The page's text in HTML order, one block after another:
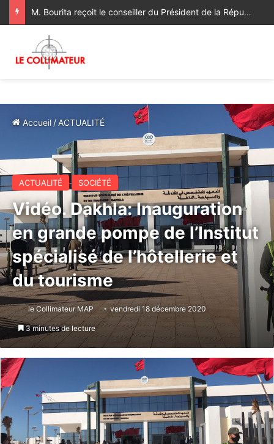
M. Bourita reçoit le conseiller du Président de la République de Roumanie, porteur d’un message adressé à SM le Roi
Accueil / ACTUALITÉ
ACTUALITÉ SOCIÉTÉ
Vidéo. Dakhla: Inauguration
en grande pompe de l’Institut
spécialisé de l’hôtellerie et
du tourisme
le Collimateur MAP vendredi 18 décembre 2020
3 minutes de lecture